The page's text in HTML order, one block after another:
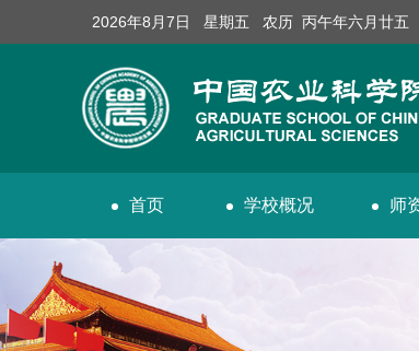
2026年8月7日 星期五 农历 丙午年六月廿五
首页 学校概况 师